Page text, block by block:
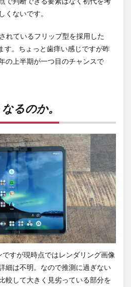
くないです。
れているフリップ型を採用した
す。ちょっと歯痒い感じですが昨
の上半期が一つ目のチャンスで
るのか。
すが現時点ではレンダリング画像
細は不明。なので推測に過ぎない
較して大きく見劣っている部分を